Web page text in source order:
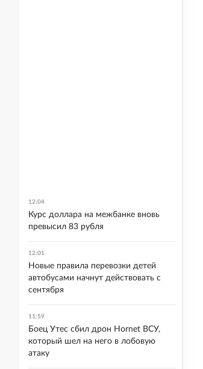
12:04
Курс доллара на межбанке вновь
превысил 83 рубля
12:01
Новые правила перевозки детей
автобусами начнут действовать с
сентября
11:59
Боец Утес сбил дрон Hornet ВСУ,
который шел на него в лобовую
атаку